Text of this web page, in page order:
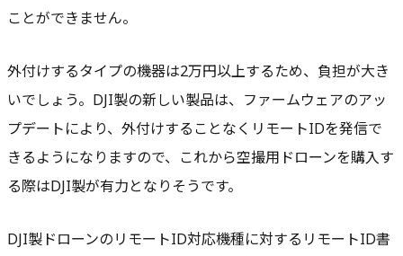
ことができません。
外付けするタイプの機器は2万円以上するため、負担が大き
いでしょう。DJI製の新しい製品は、ファームウェアのアッ
プデートにより、外付けすることなくリモートIDを発信で
きるようになりますので、これから空撮用ドローンを購入す
る際はDJI製が有力となりそうです。
DJI製ドローンのリモートID対応機種に対するリモートID書